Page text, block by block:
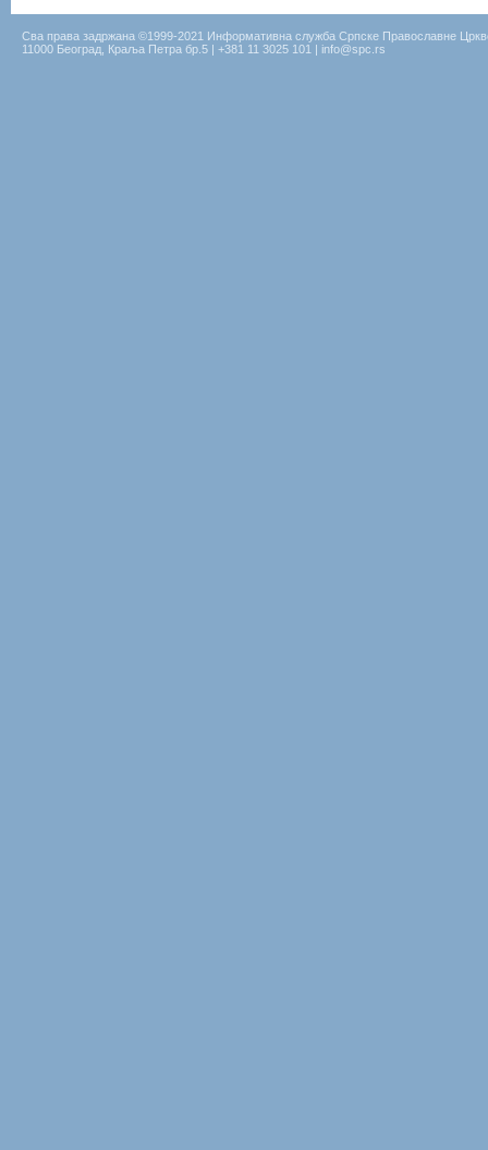
Сва права задржана ©1999-2021 Информативна служба Српске Православне
11000 Београд, Краља Петра бр.5 | +381 11 3025 101 | info@spc.rs